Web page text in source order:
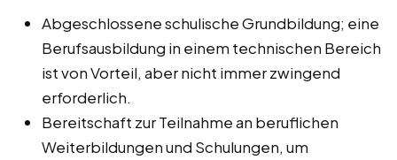
Abgeschlossene schulische Grundbildung; eine
Berufsausbildung in einem technischen Bereich
ist von Vorteil, aber nicht immer zwingend
erforderlich.
Bereitschaft zur Teilnahme an beruflichen
Weiterbildungen und Schulungen, um